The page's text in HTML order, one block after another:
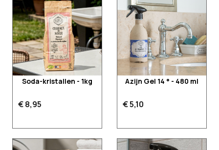
Soda-kristallen - 1kg
€ 8,95
Azijn Gel 14 ° - 480 ml
€ 5,10